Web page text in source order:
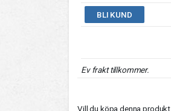
BLI KUND
Ev frakt tillkommer.
Vill du köpa denna produkt